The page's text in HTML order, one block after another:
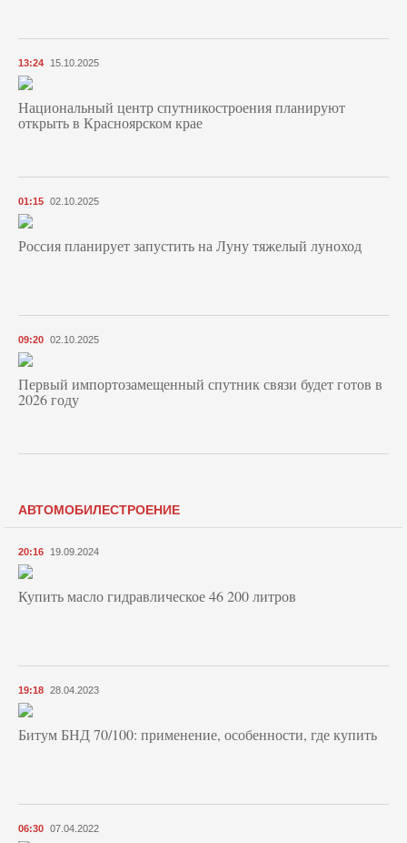
13:24 15.10.2025
Национальный центр спутникостроения планируют
открыть в Красноярском крае
01:15 02.10.2025
Россия планирует запустить на Луну тяжелый луноход
09:20 02.10.2025
Первый импортозамещенный спутник связи будет готов в
2026 году
АВТОМОБИЛЕСТРОЕНИЕ
20:16 19.09.2024
Купить масло гидравлическое 46 200 литров
19:18 28.04.2023
Битум БНД 70/100: применение, особенности, где купить
06:30 07.04.2022